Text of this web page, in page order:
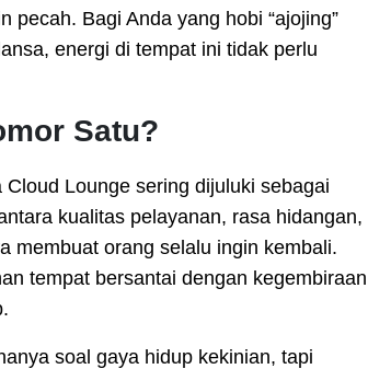
pecah. Bagi Anda yang hobi “ajojing”
energi di tempat ini tidak perlu
Satu?
Lounge sering dijuluki sebagai
kualitas pelayanan, rasa hidangan,
membuat orang selalu ingin kembali.
tempat bersantai dengan kegembiraan
soal gaya hidup kekinian, tapi